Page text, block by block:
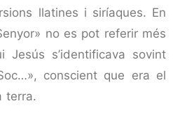
llatines i siríaques. En
no es pot referir més
s’identificava sovint
conscient que era el
terra.